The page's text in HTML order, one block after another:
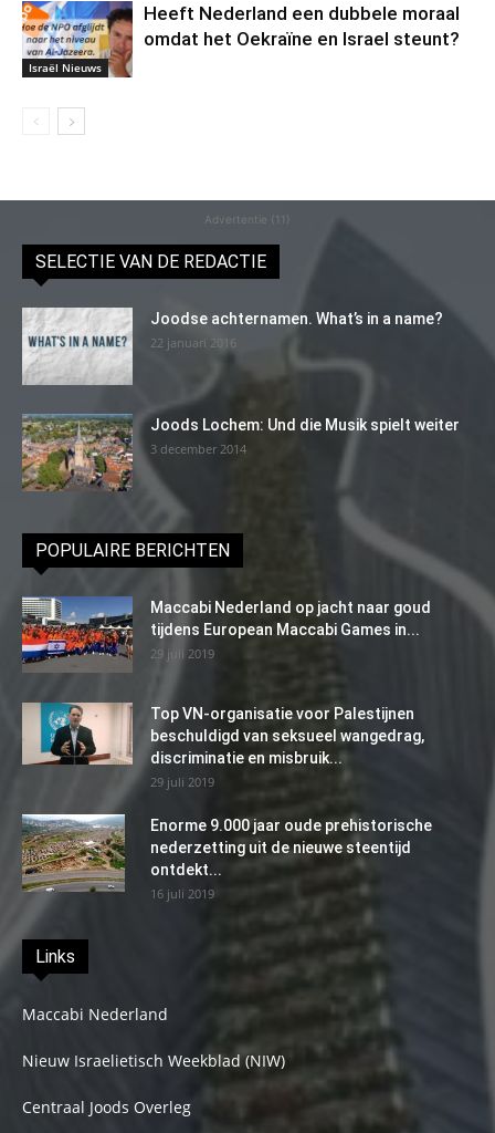
Israël Nieuws
Heeft Nederland een dubbele moraal
omdat het Oekraïne en Israel steunt?
Advertentie (11)
SELECTIE VAN DE REDACTIE
Joodse achternamen. What’s in a name?
22 januari 2016
Joods Lochem: Und die Musik spielt weiter
3 december 2014
POPULAIRE BERICHTEN
Maccabi Nederland op jacht naar goud
tijdens European Maccabi Games in...
29 juli 2019
Top VN-organisatie voor Palestijnen
beschuldigd van seksueel wangedrag,
discriminatie en misbruik...
29 juli 2019
Enorme 9.000 jaar oude prehistorische
nederzetting uit de nieuwe steentijd
ontdekt...
16 juli 2019
Links
Maccabi Nederland
Nieuw Israelietisch Weekblad (NIW)
Centraal Joods Overleg